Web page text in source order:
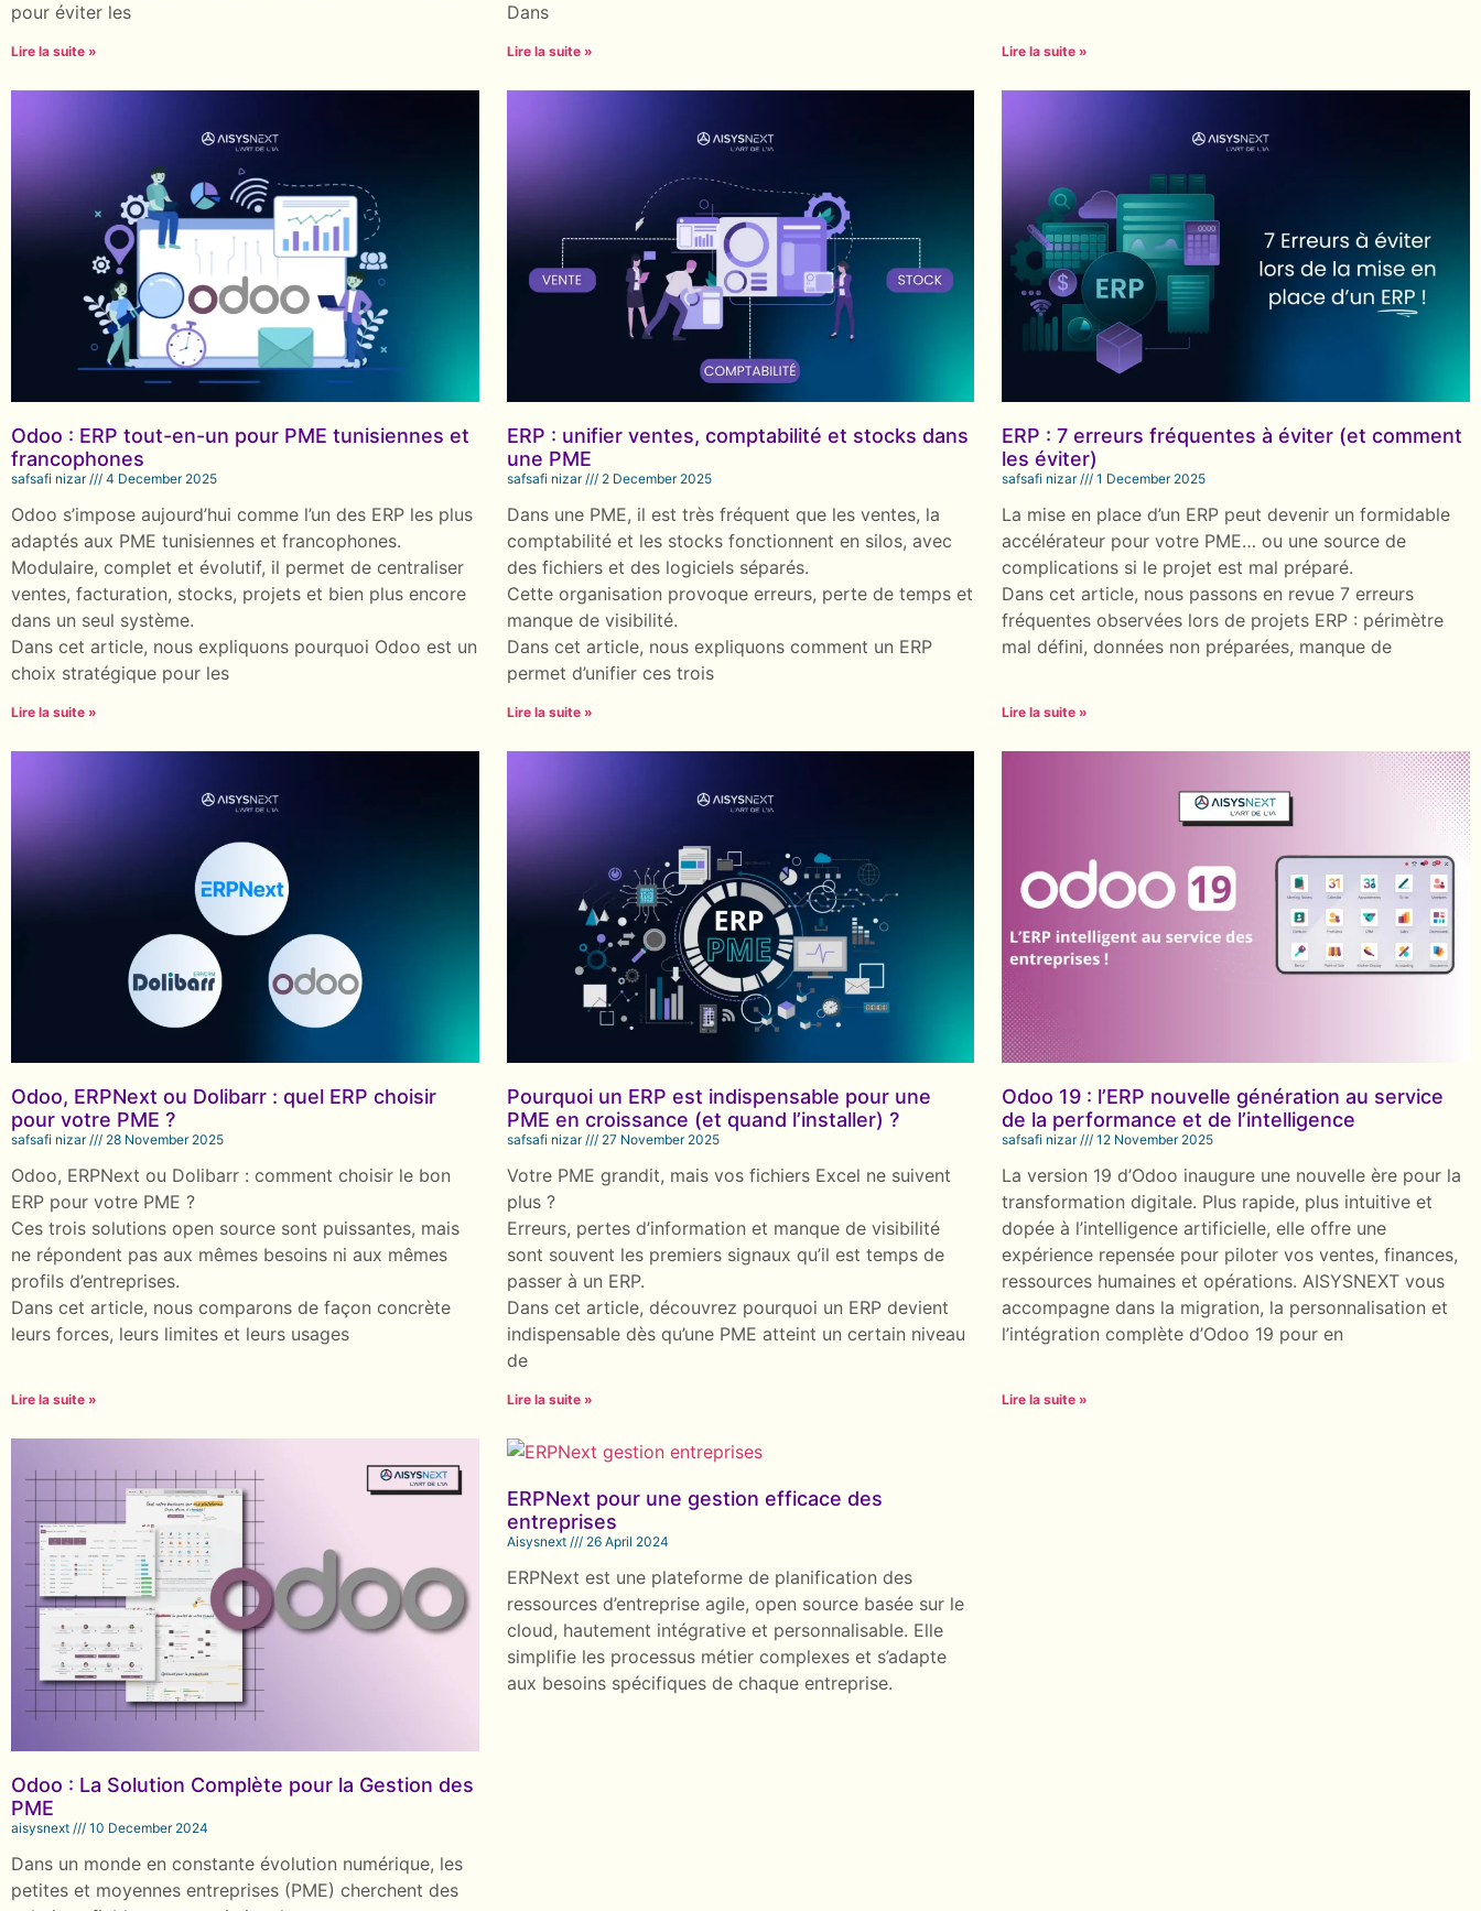
pour éviter les
Lire la suite »
Dans
Lire la suite » Lire la suite »
Odoo : ERP tout-en-un pour PME tunisiennes et
francophones
safsafi nizar 4 December 2025
Odoo s’impose aujourd’hui comme l’un des ERP les plus
adaptés aux PME tunisiennes et francophones.
Modulaire, complet et évolutif, il permet de centraliser
ventes, facturation, stocks, projets et bien plus encore
dans un seul système.
Dans cet article, nous expliquons pourquoi Odoo est un
choix stratégique pour les
Lire la suite »
ERP : unifier ventes, comptabilité et stocks dans
une PME
safsafi nizar 2 December 2025
Dans une PME, il est très fréquent que les ventes, la
comptabilité et les stocks fonctionnent en silos, avec
des fichiers et des logiciels séparés.
Cette organisation provoque erreurs, perte de temps et
manque de visibilité.
Dans cet article, nous expliquons comment un ERP
permet d’unifier ces trois
Lire la suite »
ERP : 7 erreurs fréquentes à éviter (et comment
les éviter)
safsafi nizar 1 December 2025
La mise en place d’un ERP peut devenir un formidable
accélérateur pour votre PME… ou une source de
complications si le projet est mal préparé.
Dans cet article, nous passons en revue 7 erreurs
fréquentes observées lors de projets ERP : périmètre
mal défini, données non préparées, manque de
Lire la suite »
Odoo, ERPNext ou Dolibarr : quel ERP choisir
pour votre PME ?
safsafi nizar 28 November 2025
Odoo, ERPNext ou Dolibarr : comment choisir le bon
ERP pour votre PME ?
Ces trois solutions open source sont puissantes, mais
ne répondent pas aux mêmes besoins ni aux mêmes
profils d’entreprises.
Dans cet article, nous comparons de façon concrète
leurs forces, leurs limites et leurs usages
Lire la suite »
Pourquoi un ERP est indispensable pour une
PME en croissance (et quand l’installer) ?
safsafi nizar 27 November 2025
Votre PME grandit, mais vos fichiers Excel ne suivent
plus ?
Erreurs, pertes d’information et manque de visibilité
sont souvent les premiers signaux qu’il est temps de
passer à un ERP.
Dans cet article, découvrez pourquoi un ERP devient
indispensable dès qu’une PME atteint un certain niveau
de
Lire la suite »
Odoo 19 : l’ERP nouvelle génération au service
de la performance et de l’intelligence
safsafi nizar 12 November 2025
La version 19 d’Odoo inaugure une nouvelle ère pour la
transformation digitale. Plus rapide, plus intuitive et
dopée à l’intelligence artificielle, elle offre une
expérience repensée pour piloter vos ventes, finances,
ressources humaines et opérations. AISYSNEXT vous
accompagne dans la migration, la personnalisation et
l’intégration complète d’Odoo 19 pour en
Lire la suite »
Odoo : La Solution Complète pour la Gestion des
PME
aisysnext 10 December 2024
Dans un monde en constante évolution numérique, les
petites et moyennes entreprises (PME) cherchent des
ERPNext pour une gestion efficace des
entreprises
Aisysnext 26 April 2024
ERPNext est une plateforme de planification des
ressources d’entreprise agile, open source basée sur le
cloud, hautement intégrative et personnalisable. Elle
simplifie les processus métier complexes et s’adapte
aux besoins spécifiques de chaque entreprise.